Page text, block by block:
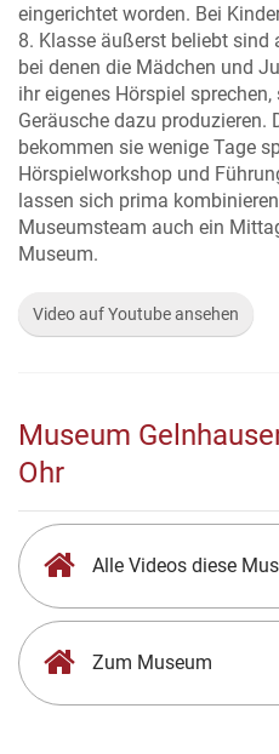
eingerichtet worden. Bei
8. Klasse äußerst beliebt sind
bei denen die Mädchen und
ihr eigenes Hörspiel
Geräusche dazu produzieren.
bekommen sie wenige Tage
Hörspielworkshop und
lassen sich prima
Museumsteam auch ein
Museum.
Video auf Youtube ansehen
Museum
Ohr
Alle Videos diese
Zum Museum